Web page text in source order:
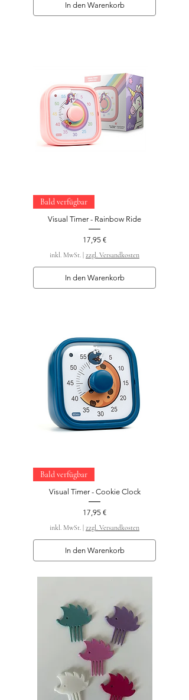
In den Warenkorb
Bald verfügbar
Visual Timer - Rainbow Ride
Preis
17,95 €
inkl. MwSt. zzgl. Versandkosten
In den Warenkorb
Bald verfügbar
Visual Timer - Cookie Clock
Preis
17,95 €
inkl. MwSt. zzgl. Versandkosten
In den Warenkorb